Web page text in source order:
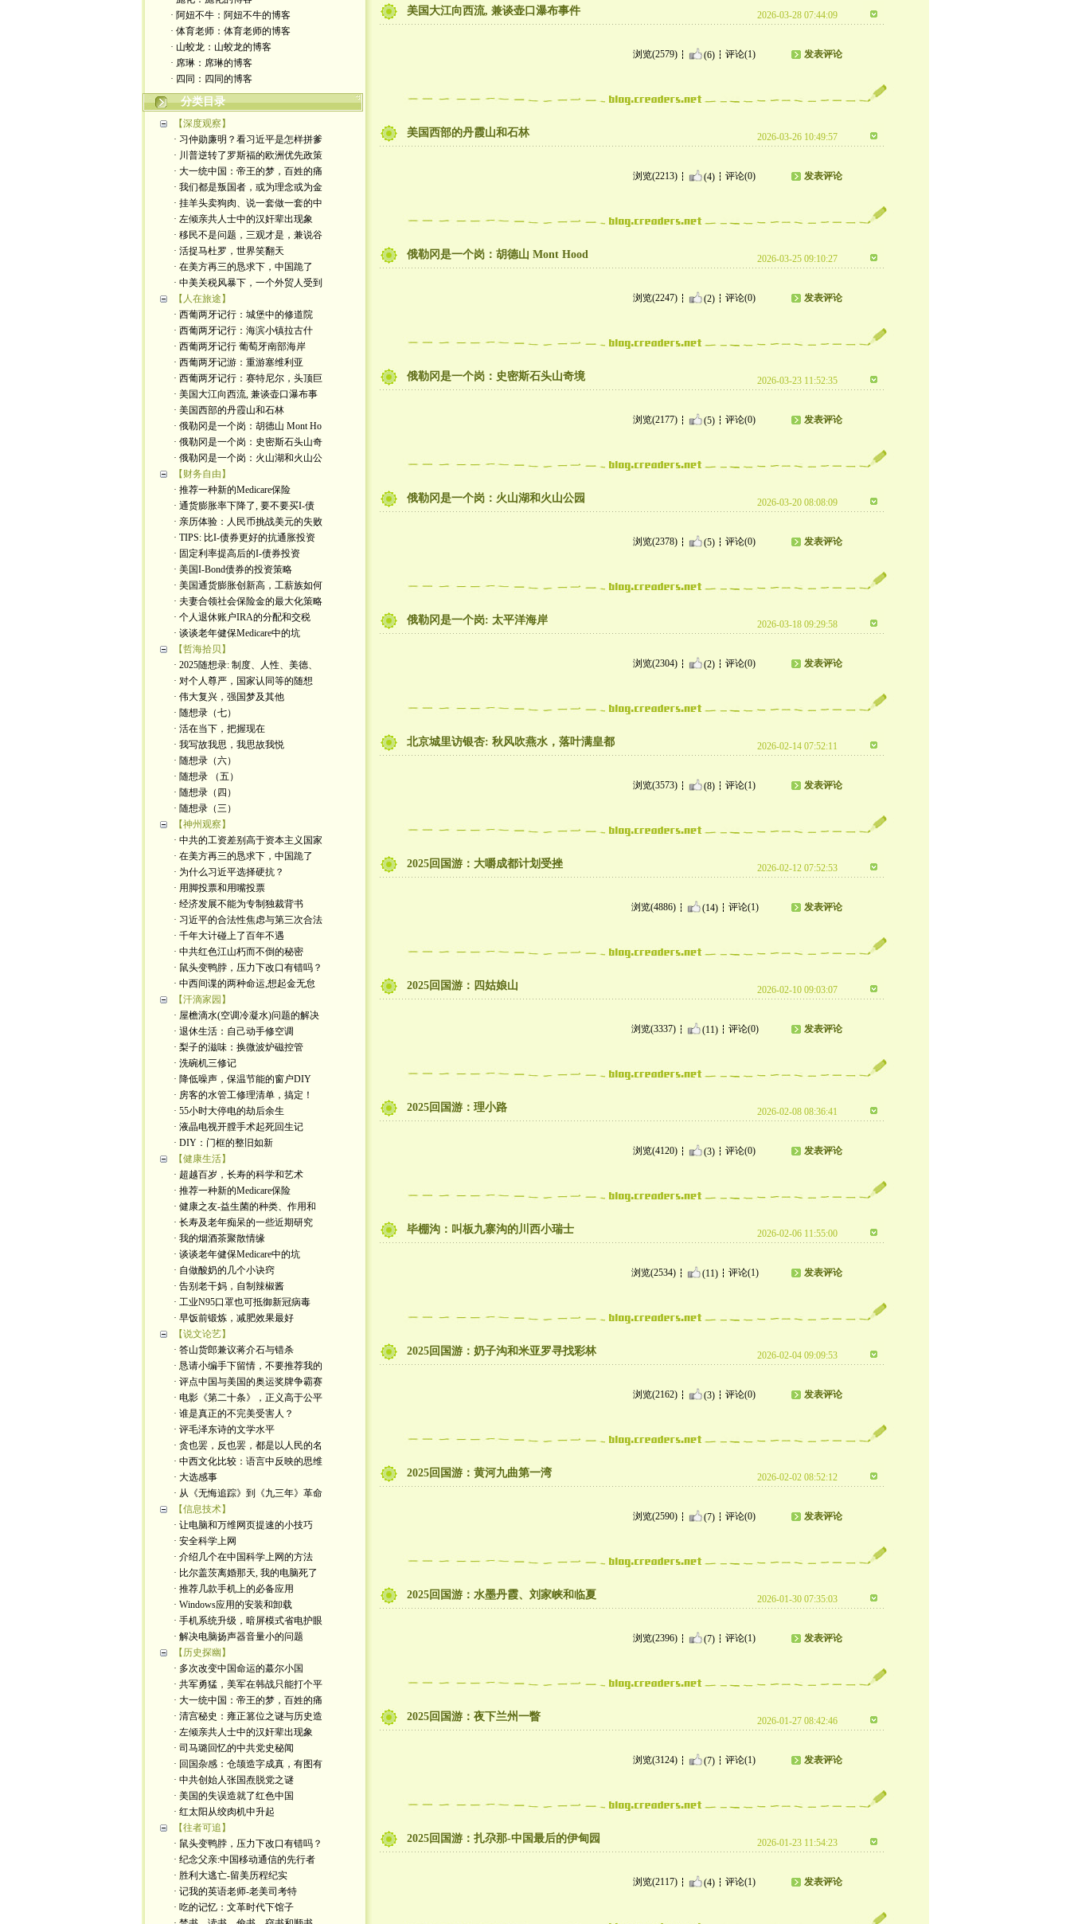
· 阿妞不牛：阿妞不牛的博客
· 体育老师：体育老师的博客
· 山蛟龙：山蛟龙的博客
· 席琳：席琳的博客
· 四同：四同的博客
分类目录
【深度观察】
· 习仲勋廉明？看习近平是怎样拼爹
· 川普逆转了罗斯福的欧洲优先政策
· 大一统中国：帝王的梦，百姓的痛
· 我们都是叛国者，或为理念或为金
· 挂羊头卖狗肉、说一套做一套的中
· 左倾亲共人士中的汉奸辈出现象
· 移民不是问题，三观才是，兼说谷
· 活捉马杜罗，世界笑翻天
· 在美方再三的恳求下，中国跪了
· 中美关税风暴下，一个外贸人受到
【人在旅途】
· 西葡两牙记行：城堡中的修道院
· 西葡两牙记行：海滨小镇拉古什
· 西葡两牙记行 葡萄牙南部海岸
· 西葡两牙记游：重游塞维利亚
· 西葡两牙记行：赛特尼尔，头顶巨
· 美国大江向西流, 兼谈壶口瀑布事
· 美国西部的丹霞山和石林
· 俄勒冈是一个岗：胡德山 Mont Ho
· 俄勒冈是一个岗：史密斯石头山奇
· 俄勒冈是一个岗：火山湖和火山公
【财务自由】
· 推荐一种新的Medicare保险
· 通货膨胀率下降了, 要不要买I-债
· 亲历体验：人民币挑战美元的失败
· TIPS: 比I-债券更好的抗通胀投资
· 固定利率提高后的I-债券投资
· 美国I-Bond债券的投资策略
· 美国通货膨胀创新高，工薪族如何
· 夫妻合领社会保险金的最大化策略
· 个人退休账户IRA的分配和交税
· 谈谈老年健保Medicare中的坑
【哲海拾贝】
· 2025随想录: 制度、人性、美德、
· 对个人尊严，国家认同等的随想
· 伟大复兴，强国梦及其他
· 随想录（七）
· 活在当下，把握现在
· 我写故我思，我思故我悦
· 随想录（六）
· 随想录 （五）
· 随想录（四）
· 随想录（三）
【神州观察】
· 中共的工资差别高于资本主义国家
· 在美方再三的恳求下，中国跪了
· 为什么习近平选择硬抗？
· 用脚投票和用嘴投票
· 经济发展不能为专制独裁背书
· 习近平的合法性焦虑与第三次合法
· 千年大计碰上了百年不遇
· 中共红色江山朽而不倒的秘密
· 鼠头变鸭脖，压力下改口有错吗？
· 中西间谍的两种命运,想起金无怠
【汗滴家园】
· 屋檐滴水(空调冷凝水)问题的解决
· 退休生活：自己动手修空调
· 梨子的滋味：换微波炉磁控管
· 洗碗机三修记
· 降低噪声，保温节能的窗户DIY
· 房客的水管工修理清单，搞定！
· 55小时大停电的劫后余生
· 液晶电视开膛手术起死回生记
· DIY：门框的整旧如新
【健康生活】
· 超越百岁，长寿的科学和艺术
· 推荐一种新的Medicare保险
· 健康之友-益生菌的种类、作用和
· 长寿及老年痴呆的一些近期研究
· 我的烟酒茶聚散情缘
· 谈谈老年健保Medicare中的坑
· 自做酸奶的几个小诀窍
· 告别老干妈，自制辣椒酱
· 工业N95口罩也可抵御新冠病毒
· 早饭前锻炼，减肥效果最好
【说文论艺】
· 答山货郎兼议蒋介石与错杀
· 恳请小编手下留情，不要推荐我的
· 评点中国与美国的奥运奖牌争霸赛
· 电影《第二十条》，正义高于公平
· 谁是真正的不完美受害人？
· 评毛泽东诗的文学水平
· 贪也罢，反也罢，都是以人民的名
· 中西文化比较：语言中反映的思维
· 大选感事
· 从《无悔追踪》到《九三年》革命
【信息技术】
· 让电脑和万维网页提速的小技巧
· 安全科学上网
· 介绍几个在中国科学上网的方法
· 比尔盖茨离婚那天, 我的电脑死了
· 推荐几款手机上的必备应用
· Windows应用的安装和卸载
· 手机系统升级，暗屏模式省电护眼
· 解决电脑扬声器音量小的问题
【历史探幽】
· 多次改变中国命运的蕞尔小国
· 共军勇猛，美军在韩战只能打个平
· 大一统中国：帝王的梦，百姓的痛
· 清宫秘史：雍正篡位之谜与历史造
· 左倾亲共人士中的汉奸辈出现象
· 司马璐回忆的中共党史秘闻
· 回国杂感：仓颉造字成真，有图有
· 中共创始人张国焘脱党之谜
· 美国的失误造就了红色中国
· 红太阳从绞肉机中升起
【往者可追】
· 鼠头变鸭脖，压力下改口有错吗？
· 纪念父亲:中国移动通信的先行者
· 胜利大逃亡-留美历程纪实
· 记我的英语老师-老美司考特
· 吃的记忆：文革时代下馆子
美国大江向西流, 兼谈壶口瀑布事件 2026-03-28 07:44:09
浏览(2579) (6) 评论(1) 发表评论
美国西部的丹霞山和石林 2026-03-26 10:49:57
浏览(2213) (4) 评论(0) 发表评论
俄勒冈是一个岗：胡德山 Mont Hood 2026-03-25 09:10:27
浏览(2247) (2) 评论(0) 发表评论
俄勒冈是一个岗：史密斯石头山奇境 2026-03-23 11:52:35
浏览(2177) (5) 评论(0) 发表评论
俄勒冈是一个岗：火山湖和火山公园 2026-03-20 08:08:09
浏览(2378) (5) 评论(0) 发表评论
俄勒冈是一个岗: 太平洋海岸 2026-03-18 09:29:58
浏览(2304) (2) 评论(0) 发表评论
北京城里访银杏: 秋风吹燕水，落叶满皇都 2026-02-14 07:52:11
浏览(3573) (8) 评论(1) 发表评论
2025回国游：大嚼成都计划受挫 2026-02-12 07:52:53
浏览(4886) (14) 评论(1) 发表评论
2025回国游：四姑娘山 2026-02-10 09:03:07
浏览(3337) (11) 评论(0) 发表评论
2025回国游：理小路 2026-02-08 08:36:41
浏览(4120) (3) 评论(0) 发表评论
毕棚沟：叫板九寨沟的川西小瑞士 2026-02-06 11:55:00
浏览(2534) (11) 评论(1) 发表评论
2025回国游：奶子沟和米亚罗寻找彩林 2026-02-04 09:09:53
浏览(2162) (3) 评论(0) 发表评论
2025回国游：黄河九曲第一湾 2026-02-02 08:52:12
浏览(2590) (7) 评论(0) 发表评论
2025回国游：水墨丹霞、刘家峡和临夏 2026-01-30 07:35:03
浏览(2396) (7) 评论(1) 发表评论
2025回国游：夜下兰州一瞥 2026-01-27 08:42:46
浏览(3124) (7) 评论(1) 发表评论
2025回国游：扎尕那-中国最后的伊甸园 2026-01-23 11:54:23
浏览(2117) (4) 评论(1) 发表评论